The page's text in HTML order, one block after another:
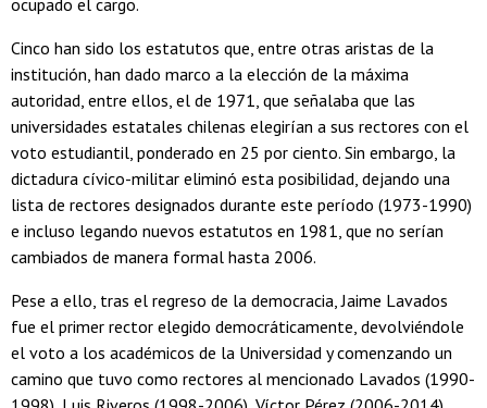
ocupado el cargo.
Cinco han sido los estatutos que, entre otras aristas de la
institución, han dado marco a la elección de la máxima
autoridad, entre ellos, el de 1971, que señalaba que las
universidades estatales chilenas elegirían a sus rectores con el
voto estudiantil, ponderado en 25 por ciento. Sin embargo, la
dictadura cívico-militar eliminó esta posibilidad, dejando una
lista de rectores designados durante este período (1973-1990)
e incluso legando nuevos estatutos en 1981, que no serían
cambiados de manera formal hasta 2006.
Pese a ello, tras el regreso de la democracia, Jaime Lavados
fue el primer rector elegido democráticamente, devolviéndole
el voto a los académicos de la Universidad y comenzando un
camino que tuvo como rectores al mencionado Lavados (1990-